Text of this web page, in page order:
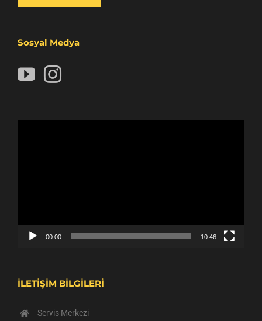
Sosyal Medya
00:00 10:46
İLETİŞİM BİLGİLERİ
Servis Merkezi